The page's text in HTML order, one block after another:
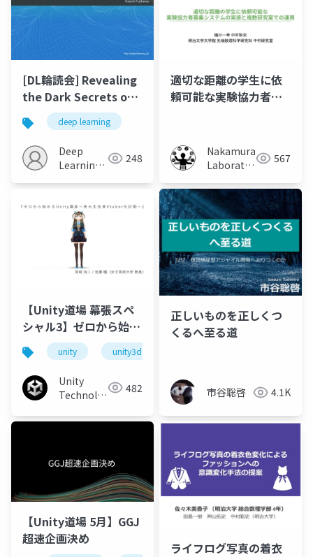
[DL輪読会] Revealing
the Dark Secrets of
BERT (EMNLP-IJCNLP,
2019)
deep learning
Deep
Learning
248
適切な距離の学生に依
頼可能な実験協力者募
Nakamura
Laboratory
University)
567
【Unity道場 幕張スペ
シャル3】ゼロから始め
るUnity講座〜美大生全
員Vtuber化計画〜
unity unity3d
Unity
Technologies 482
正しいものを正しくつ
くるへ至る道
市谷聡啓 4.1K
【Unity道場 5月】GGJ
超速企画決め
ライフログ写真の着衣